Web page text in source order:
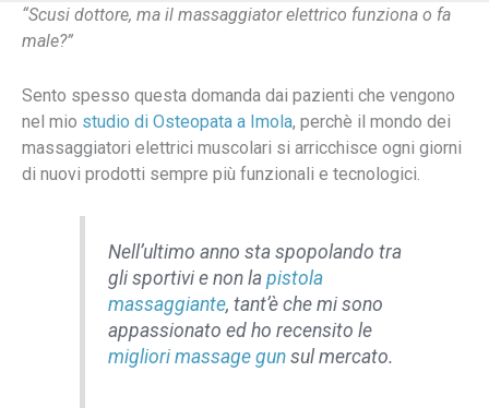
“Scusi dottore, ma il massaggiator elettrico funziona o fa
male?”
Sento spesso questa domanda dai pazienti che vengono
nel mio studio di Osteopata a Imola, perchè il mondo dei
massaggiatori elettrici muscolari si arricchisce ogni giorni
di nuovi prodotti sempre più funzionali e tecnologici.
Nell’ultimo anno sta spopolando tra
gli sportivi e non la pistola
massaggiante, tant’è che mi sono
appassionato ed ho recensito le
migliori massage gunsul mercato.